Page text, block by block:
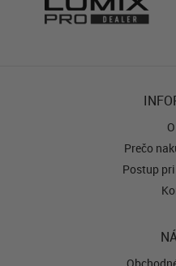
Prečo
Postup